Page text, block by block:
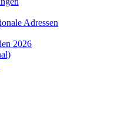
Adressen
2026